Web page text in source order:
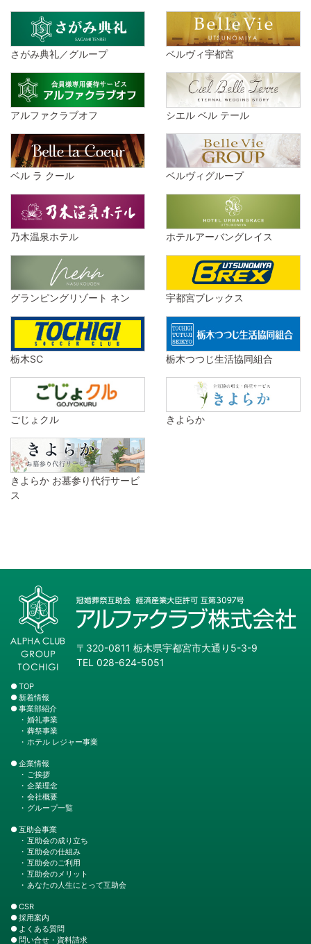
さがみ典礼／グループ ベルヴィ宇都宮
アルファクラブオフ シエル ベル テール
ベル ラ クール ベルヴィグループ
乃木温泉ホテル ホテルアーバングレイス
グランピングリゾート ネン 宇都宮ブレックス
栃木SC 栃木つつじ生活協同組合
ごじょクル きよらか
きよらか お墓参り代行サービ
ス
〒320-0811 栃木県宇都宮市大通り5-3-9
TEL 028-624-5051
TOP
新着情報
事業部紹介
婚礼事業
葬祭事業
ホテル レジャー事業
企業情報
ご挨拶
企業理念
会社概要
グループ一覧
互助会事業
互助会の成り立ち
互助会の仕組み
互助会のご利用
互助会のメリット
あなたの人生にとって互助会
CSR
採用案内
よくある質問
問い合せ・資料請求